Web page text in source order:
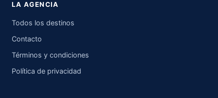
LA AGENCIA
Todos los destinos
Contacto
Términos y condiciones
Política de privacidad